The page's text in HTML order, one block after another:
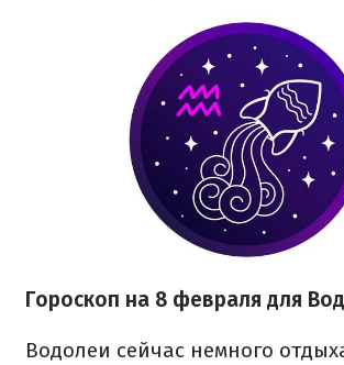
Гороскоп на 8 февраля для
Водолеи сейчас немного